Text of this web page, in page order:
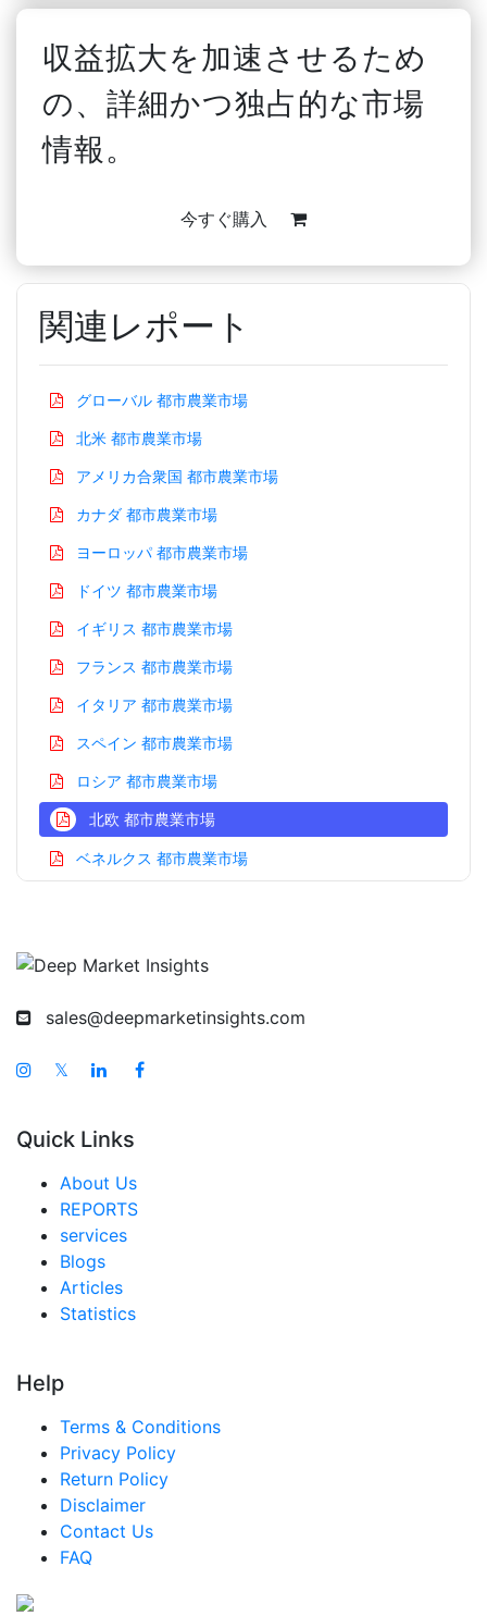
収益拡大を加速させるため
の、詳細かつ独占的な市場
情報。
今すぐ購入
関連レポート
グローバル 都市農業市場
北米 都市農業市場
アメリカ合衆国 都市農業市場
カナダ 都市農業市場
ヨーロッパ 都市農業市場
ドイツ 都市農業市場
イギリス 都市農業市場
フランス 都市農業市場
イタリア 都市農業市場
スペイン 都市農業市場
ロシア 都市農業市場
北欧 都市農業市場
ベネルクス 都市農業市場
インド 都市農業市場
日本 都市農業市場
東南アジア 都市農業市場
中東・アフリカ 都市農業市場
アラブ首長国連邦 都市農業市場
サウジアラビア 都市農業市場
ナイジェリア 都市農業市場
トルコ 都市農業市場
中南米 都市農業市場
ブラジル 都市農業市場
sales@deepmarketinsights.com
𝕏
Quick Links
About Us
REPORTS
services
Blogs
Articles
Statistics
Help
Terms & Conditions
Privacy Policy
Return Policy
Disclaimer
Contact Us
FAQ